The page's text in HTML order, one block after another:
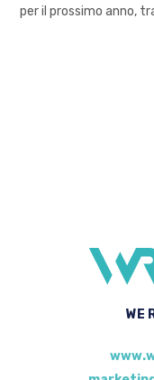
per il prossimo anno,
WE